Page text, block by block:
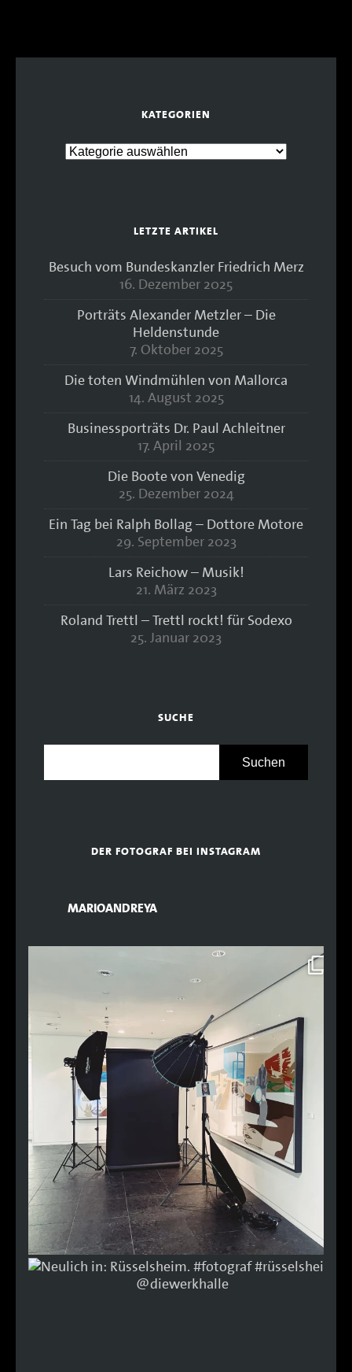
KATEGORIEN
LETZTE ARTIKEL
Besuch vom Bundeskanzler Friedrich Merz
16. Dezember 2025
Porträts Alexander Metzler – Die
Heldenstunde
7. Oktober 2025
Die toten Windmühlen von Mallorca
14. August 2025
Businessporträts Dr. Paul Achleitner
17. April 2025
Die Boote von Venedig
25. Dezember 2024
Ein Tag bei Ralph Bollag – Dottore Motore
29. September 2023
Lars Reichow – Musik!
21. März 2023
Roland Trettl – Trettl rockt! für Sodexo
25. Januar 2023
SUCHE
DER FOTOGRAF BEI INSTAGRAM
MARIOANDREYA